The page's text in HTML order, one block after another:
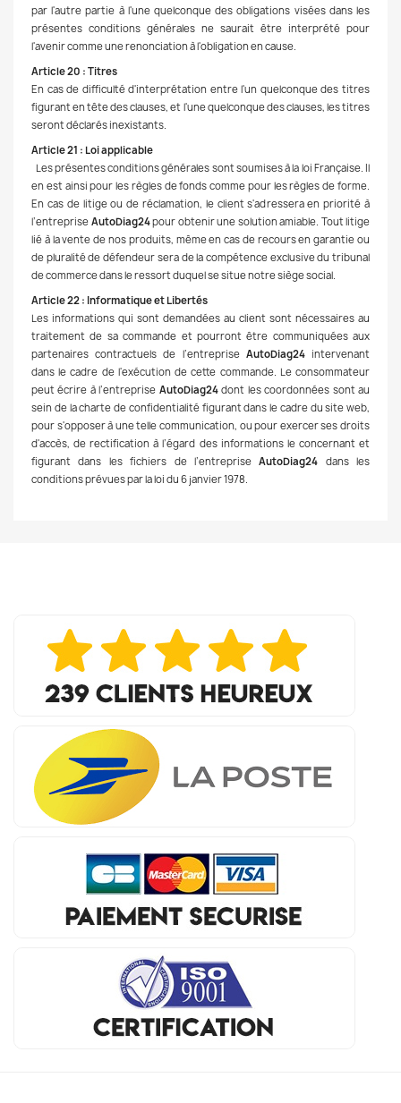
par l'autre partie à l'une quelconque des obligations visées dans les
présentes conditions générales ne saurait être interprété pour
l'avenir comme une renonciation à l'obligation en cause.
Article 20 : Titres
En cas de difficulté d'interprétation entre l'un quelconque des titres
figurant en tête des clauses, et l'une quelconque des clauses, les titres
seront déclarés inexistants.
Article 21 : Loi applicable
Les présentes conditions générales sont soumises à la loi Française. Il
en est ainsi pour les règles de fonds comme pour les règles de forme.
En cas de litige ou de réclamation, le client s'adressera en priorité à
l’entreprise AutoDiag24pour obtenir une solution amiable. Tout litige
lié à la vente de nos produits, même en cas de recours en garantie ou
de pluralité de défendeur sera de la compétence exclusive du tribunal
de commerce dans le ressort duquel se situe notre siège social.
Article 22 : Informatique et Libertés
Les informations qui sont demandées au client sont nécessaires au
traitement de sa commande et pourront être communiquées aux
partenaires contractuels de l’entreprise AutoDiag24intervenant
dans le cadre de l'exécution de cette commande. Le consommateur
peut écrire à l’entreprise AutoDiag24dont les coordonnées sont au
sein de la charte de confidentialité figurant dans le cadre du site web,
pour s'opposer à une telle communication, ou pour exercer ses droits
d'accès, de rectification à l’égard des informations le concernant et
figurant dans les fichiers de l’entrepriseAutoDiag24 dans les
conditions prévues par la loi du 6 janvier 1978.